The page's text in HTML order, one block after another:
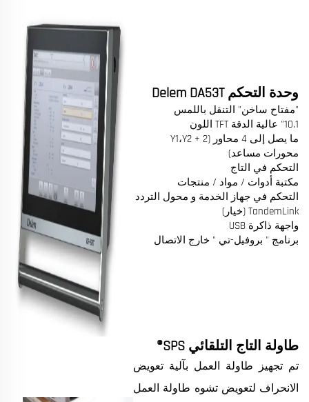
وحدة التحكم Delem DA53T
"مفتاح ساخن" التنقل باللمس
10.1" عالية الدقة TFT اللون
ما يصل إلى 4 محاور (Y1،Y2 + 2
محورات مساعد)
التحكم في التاج
مكتبة أدوات / مواد / منتجات
التحكم في جهاز الخدمة و محول التردد
TandemLink (خيار)
واجهة ذاكرة USB
برنامج " بروفيل-تي " خارج الاتصال
طاولة التاج التلقائي SPS®
تم تجهيز طاولة العمل بآلية تعويض
الانحراف لتعويض تشوه طاولة العمل